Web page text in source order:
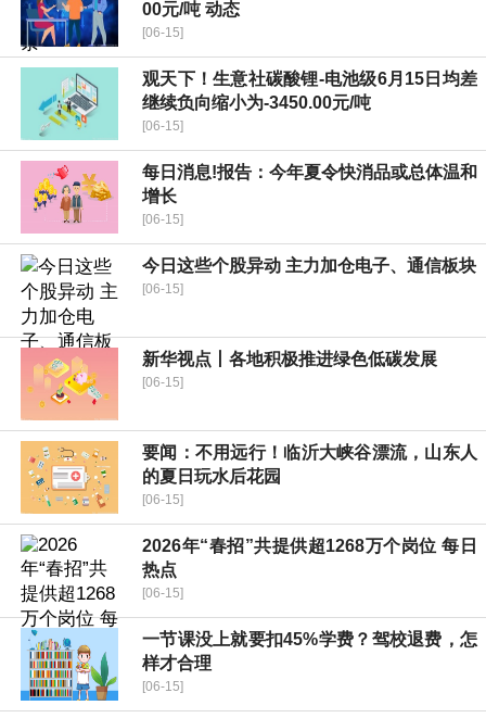
00元/吨 动态
[06-15]
观天下！生意社碳酸锂-电池级6月15日均差
继续负向缩小为-3450.00元/吨
[06-15]
每日消息!报告：今年夏令快消品或总体温和
增长
[06-15]
今日这些个股异动 主力加仓电子、通信板块
[06-15]
新华视点丨各地积极推进绿色低碳发展
[06-15]
要闻：不用远行！临沂大峡谷漂流，山东人
的夏日玩水后花园
[06-15]
2026年“春招”共提供超1268万个岗位 每日
热点
[06-15]
一节课没上就要扣45%学费？驾校退费，怎
样才合理
[06-15]